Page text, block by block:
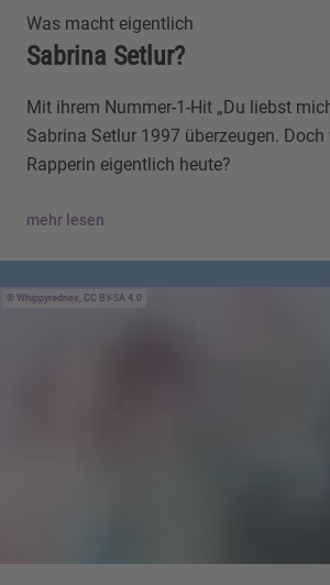
Was macht eigentlich
Sabrina Setlur?
Mit ihrem Nummer-1-Hit „Du liebst
Sabrina Setlur 1997 überzeugen.
Rapperin eigentlich heute?
mehr lesen
Whippyrednex, CC BY-SA 4.0